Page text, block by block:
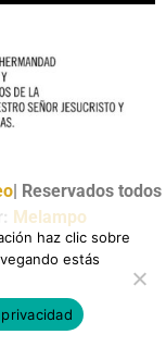
| Reservados todos
Melampo
haz clic sobre
estás